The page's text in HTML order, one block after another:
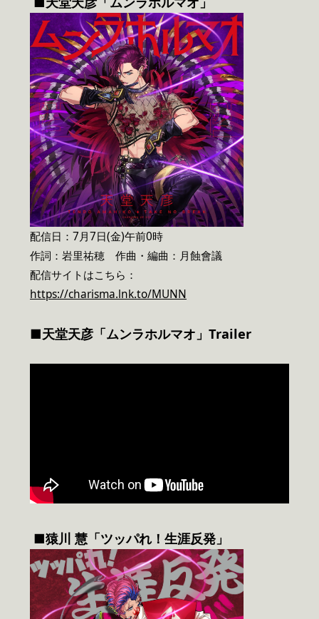
配信日：7月7日(金)午前0時
作詞：岩里祐穂 作曲・編曲：月蝕會議
配信サイトはこちら：
https://charisma.lnk.to/MUNN
■天堂天彦「ムンラホルマオ」Trailer
■猿川 慧「ツッパれ！生涯反発」